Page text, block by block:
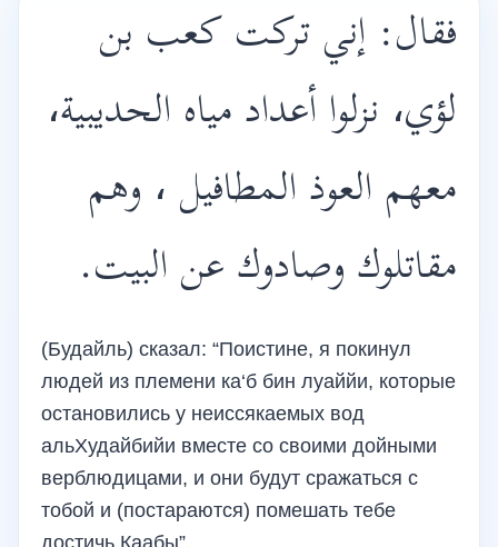
فقال: إني تركت كعب بن
لؤي، نزلوا أعداد مياه الحديبية،
معهم العوذ المطافيل ، وهم
مقاتلوك وصادوك عن البيت.
(Будайль) сказал: “Поистине, я покинул
людей из племени ка‘б бин луаййи, которые
остановились у неиссякаемых вод
альХудайбийи вместе со своими дойными
верблюдицами, и они будут сражаться с
тобой и (постараются) помешать тебе
достичь Каабы”.